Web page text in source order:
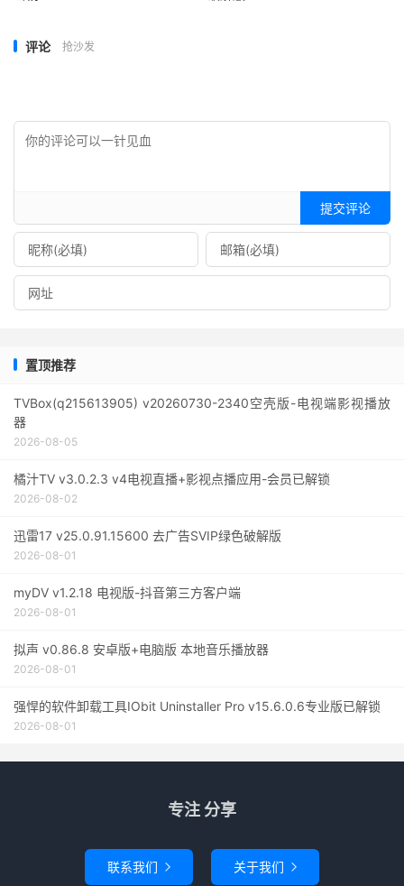
评论 抢沙发
提交评论
置顶推荐
TVBox(q215613905) v20260730-2340空壳版-电视端影视播放
器
2026-08-05
橘汁TV v3.0.2.3 v4电视直播+影视点播应用-会员已解锁
2026-08-02
迅雷17 v25.0.91.15600 去广告SVIP绿色破解版
2026-08-01
myDV v1.2.18 电视版-抖音第三方客户端
2026-08-01
拟声 v0.86.8 安卓版+电脑版 本地音乐播放器
2026-08-01
强悍的软件卸载工具IObit Uninstaller Pro v15.6.0.6专业版已解锁
2026-08-01
专注 分享
联系我们  关于我们 